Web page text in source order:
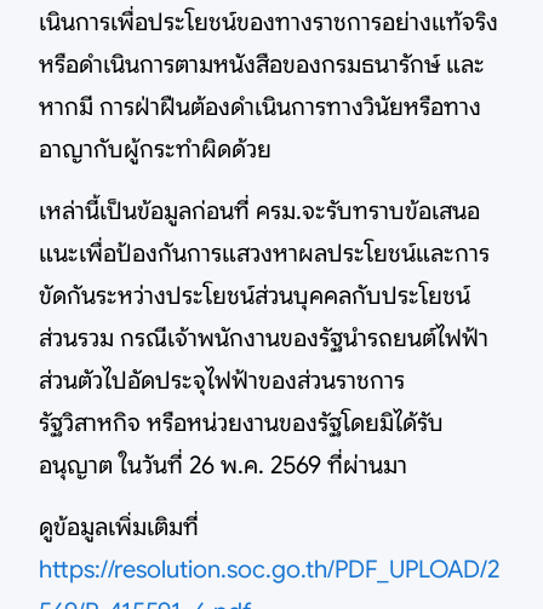
เนินการเพื่อประโยชน์ของทางราชการอย่างแท้จริง
หรือดําเนินการตามหนังสือของกรมธนารักษ์ และ
หากมี การฝ่าฝืนต้องดําเนินการทางวินัยหรือทาง
อาญากับผู้กระทําผิดด้วย
เหล่านี้เป็นข้อมูลก่อนที่ ครม.จะรับทราบข้อเสนอ
แนะเพื่อป้องกันการแสวงหาผลประโยชน์และการ
ขัดกันระหว่างประโยชน์ส่วนบุคคลกับประโยชน์
ส่วนรวม กรณีเจ้าพนักงานของรัฐนำรถยนต์ไฟฟ้า
ส่วนตัวไปอัดประจุไฟฟ้าของส่วนราชการ
รัฐวิสาหกิจ หรือหน่วยงานของรัฐโดยมิได้รับ
อนุญาต ในวันที่ 26 พ.ค. 2569 ที่ผ่านมา
ดูข้อมูลเพิ่มเติมที่
https://resolution.soc.go.th/PDF_UPLOAD/2